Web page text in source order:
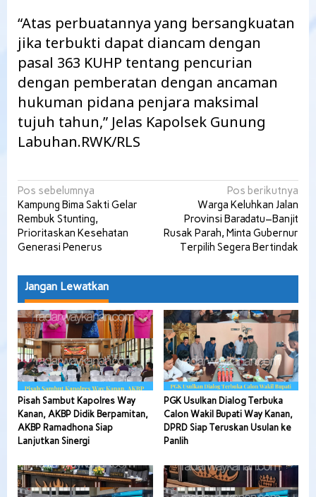
“Atas perbuatannya yang bersangkuatan
jika terbukti dapat diancam dengan
pasal 363 KUHP tentang pencurian
dengan pemberatan dengan ancaman
hukuman pidana penjara maksimal
tujuh tahun,” Jelas Kapolsek Gunung
Labuhan.RWK/RLS
Navigasi
pos
Pos sebelumnya
Kampung Bima Sakti Gelar
Rembuk Stunting,
Prioritaskan Kesehatan
Generasi Penerus
Pos berikutnya
Warga Keluhkan Jalan
Provinsi Baradatu–Banjit
Rusak Parah, Minta Gubernur
Terpilih Segera Bertindak
Jangan Lewatkan
Pisah Sambut Kapolres Way
Kanan, AKBP Didik Berpamitan,
AKBP Ramadhona Siap
Lanjutkan Sinergi
PGK Usulkan Dialog Terbuka
Calon Wakil Bupati Way Kanan,
DPRD Siap Teruskan Usulan ke
Panlih